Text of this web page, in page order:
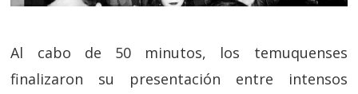
Al cabo de 50 minutos, los temuquenses
finalizaron su presentación entre intensos